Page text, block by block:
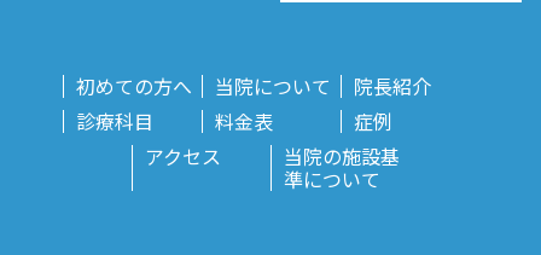
初めての方へ 当院について
院長紹介
診療科目
料金表
症例
アクセス
当院の施設基
準について